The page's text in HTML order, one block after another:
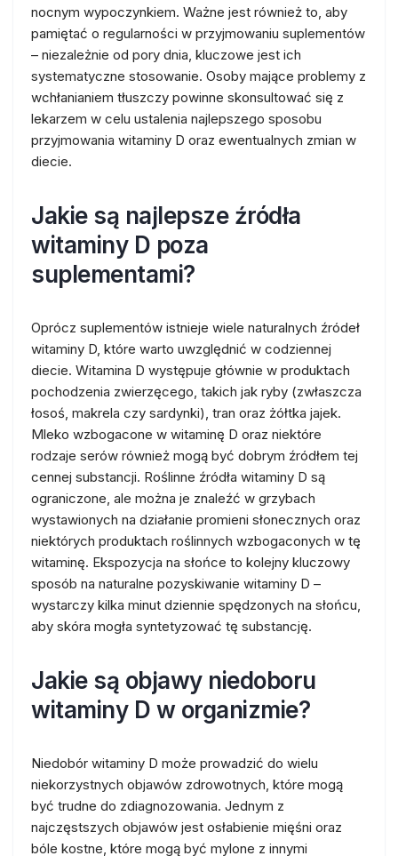
nocnym wypoczynkiem. Ważne jest również to, aby
pamiętać o regularności w przyjmowaniu suplementów
– niezależnie od pory dnia, kluczowe jest ich
systematyczne stosowanie. Osoby mające problemy z
wchłanianiem tłuszczy powinne skonsultować się z
lekarzem w celu ustalenia najlepszego sposobu
przyjmowania witaminy D oraz ewentualnych zmian w
diecie.
Jakie są najlepsze źródła
witaminy D poza
suplementami?
Oprócz suplementów istnieje wiele naturalnych źródeł
witaminy D, które warto uwzględnić w codziennej
diecie. Witamina D występuje głównie w produktach
pochodzenia zwierzęcego, takich jak ryby (zwłaszcza
łosoś, makrela czy sardynki), tran oraz żółtka jajek.
Mleko wzbogacone w witaminę D oraz niektóre
rodzaje serów również mogą być dobrym źródłem tej
cennej substancji. Roślinne źródła witaminy D są
ograniczone, ale można je znaleźć w grzybach
wystawionych na działanie promieni słonecznych oraz
niektórych produktach roślinnych wzbogaconych w tę
witaminę. Ekspozycja na słońce to kolejny kluczowy
sposób na naturalne pozyskiwanie witaminy D –
wystarczy kilka minut dziennie spędzonych na słońcu,
aby skóra mogła syntetyzować tę substancję.
Jakie są objawy niedoboru
witaminy D w organizmie?
Niedobór witaminy D może prowadzić do wielu
niekorzystnych objawów zdrowotnych, które mogą
być trudne do zdiagnozowania. Jednym z
najczęstszych objawów jest osłabienie mięśni oraz
bóle kostne, które mogą być mylone z innymi